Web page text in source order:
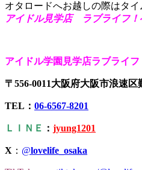
オタロードへお越しの際はタ
アイドル見学店 ラブライフ！
アイドル学園見学店ラブライ
〒556-0011大阪府大阪市浪速
TEL： 06-6567-8201
ＬＩＮＥ ： jyung1201
X ： @lovelife_osaka